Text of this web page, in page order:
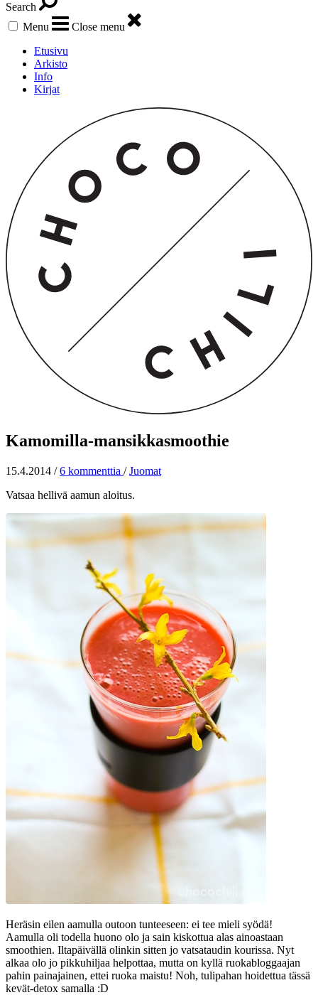
Search
Menu
Close menu
Etusivu
Arkisto
Info
Kirjat
Kamomilla-mansikkasmoothie
15.4.2014 / 6 kommenttia / Juomat
Vatsaa hellivä aamun aloitus.
Heräsin eilen aamulla outoon tunteeseen: ei tee mieli syödä!
Aamulla oli todella huono olo ja sain kiskottua alas ainoastaan
smoothien. Iltapäivällä olinkin sitten jo vatsataudin kourissa. Nyt
alkaa olo jo pikkuhiljaa helpottaa, mutta on kyllä ruokabloggaajan
pahin painajainen, ettei ruoka maistu! Noh, tulipahan hoidettua tässä
kevät-detox samalla :D